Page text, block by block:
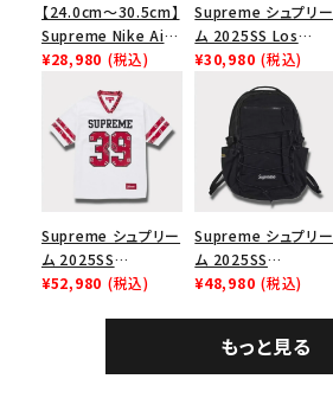
【24.0cm～30.5cm】
Supreme Nike Air
Force 1 Low シュプ
ース１スニーカー シ
ューズ ホワイト
¥28,980 (税込)
Supreme シュプリー
ム 2025SS Los
Angeles Fire Relief
Box Logo Tee ファ
イヤーリリーフボック
スロゴTシャツ ホワ
イト 白
¥30,980 (税込)
Supreme シュプリー
ム 2025SS
Bandana Football
¥52,980 (税込)
Supreme シュプリー
ム 2025SS
Backpack バックパッ
¥48,980 (税込)
もっと見る